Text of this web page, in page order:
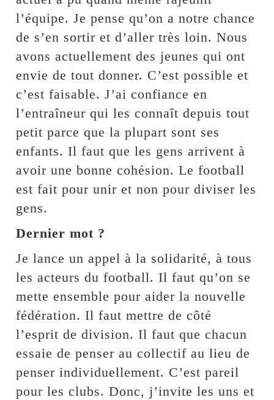
l’équipe. Je pense qu’on a notre chance
de s’en sortir et d’aller très loin. Nous
avons actuellement des jeunes qui ont
envie de tout donner. C’est possible et
c’est faisable. J’ai confiance en
l’entraîneur qui les connaît depuis tout
petit parce que la plupart sont ses
enfants. Il faut que les gens arrivent à
avoir une bonne cohésion. Le football
est fait pour unir et non pour diviser les
gens.
Dernier mot ?
Je lance un appel à la solidarité, à tous
les acteurs du football. Il faut qu’on se
mette ensemble pour aider la nouvelle
fédération. Il faut mettre de côté
l’esprit de division. Il faut que chacun
essaie de penser au collectif au lieu de
penser individuellement. C’est pareil
pour les clubs. Donc, j’invite les uns et